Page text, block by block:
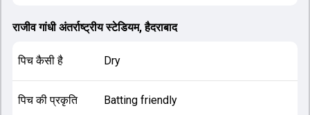
राजीव गांधी अंतर्राष्ट्रीय स्टेडियम, हैदराबाद
पिच कैसी है Dry
पिच की प्रकृति Batting friendly